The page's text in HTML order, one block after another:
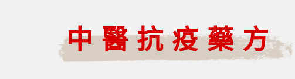
中醫抗疫藥方